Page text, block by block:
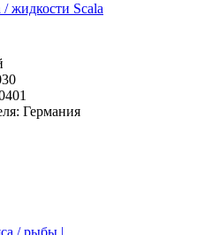
жидкости Scala
Германия